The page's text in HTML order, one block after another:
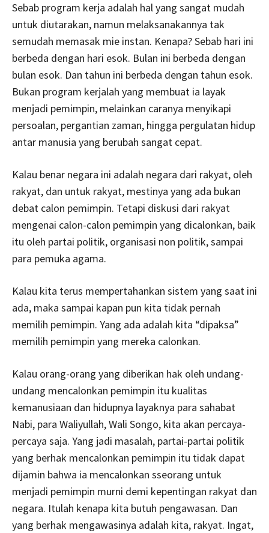
Sebab program kerja adalah hal yang sangat mudah
untuk diutarakan, namun melaksanakannya tak
semudah memasak mie instan. Kenapa? Sebab hari ini
berbeda dengan hari esok. Bulan ini berbeda dengan
bulan esok. Dan tahun ini berbeda dengan tahun esok.
Bukan program kerjalah yang membuat ia layak
menjadi pemimpin, melainkan caranya menyikapi
persoalan, pergantian zaman, hingga pergulatan hidup
antar manusia yang berubah sangat cepat.
Kalau benar negara ini adalah negara dari rakyat, oleh
rakyat, dan untuk rakyat, mestinya yang ada bukan
debat calon pemimpin. Tetapi diskusi dari rakyat
mengenai calon-calon pemimpin yang dicalonkan, baik
itu oleh partai politik, organisasi non politik, sampai
para pemuka agama.
Kalau kita terus mempertahankan sistem yang saat ini
ada, maka sampai kapan pun kita tidak pernah
memilih pemimpin. Yang ada adalah kita “dipaksa”
memilih pemimpin yang mereka calonkan.
Kalau orang-orang yang diberikan hak oleh undang-
undang mencalonkan pemimpin itu kualitas
kemanusiaan dan hidupnya layaknya para sahabat
Nabi, para Waliyullah, Wali Songo, kita akan percaya-
percaya saja. Yang jadi masalah, partai-partai politik
yang berhak mencalonkan pemimpin itu tidak dapat
dijamin bahwa ia mencalonkan sseorang untuk
menjadi pemimpin murni demi kepentingan rakyat dan
negara. Itulah kenapa kita butuh pengawasan. Dan
yang berhak mengawasinya adalah kita, rakyat. Ingat,